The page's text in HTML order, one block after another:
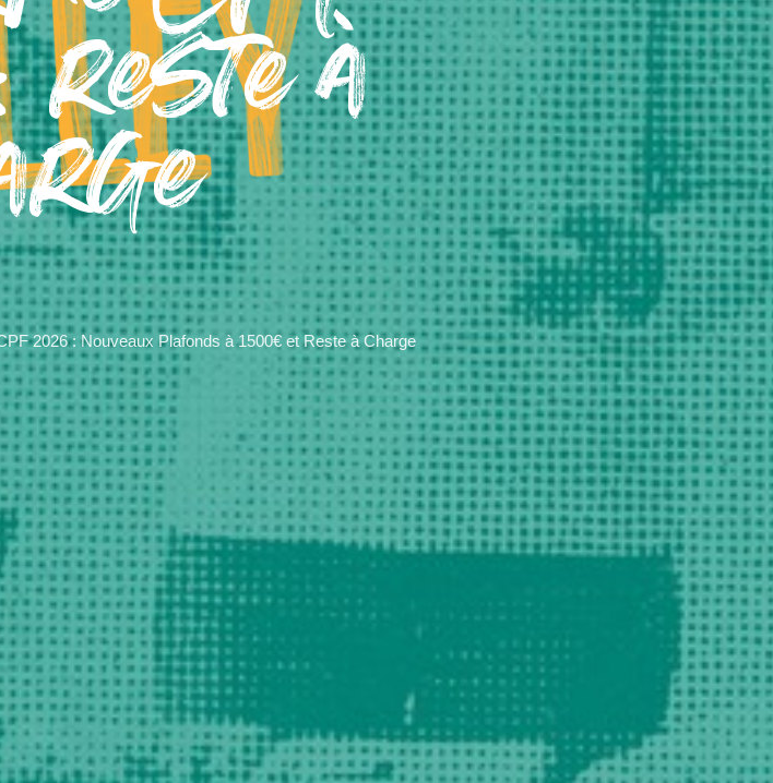
reste à
2026 : Nouveaux Plafonds à 1500€ et Reste à Charge